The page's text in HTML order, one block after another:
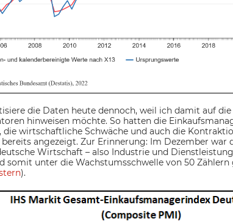
die Daten heute dennoch, weil ich damit auf
hinweisen möchte. So hatten die
die wirtschaftliche Schwäche und auch die
angezeigt. Zur Erinnerung: Im Dezember war
Wirtschaft – also Industrie und
somit unter die Wachstumsschwelle von 50 Zählern
).